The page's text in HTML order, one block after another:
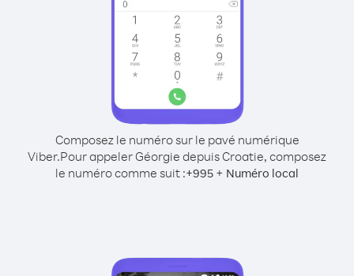
Composez le numéro sur le pavé numérique
Viber.Pour appeler Géorgie depuis Croatie, composez
le numéro comme suit :+995 + Numéro local